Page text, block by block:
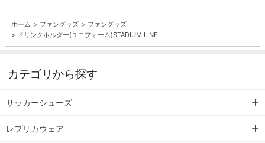
ホーム > ファングッズ > ファングッズ
> ドリンクホルダー(ユニフォーム)STADIUM LINE
カテゴリから探す
サッカーシューズ
レプリカウェア